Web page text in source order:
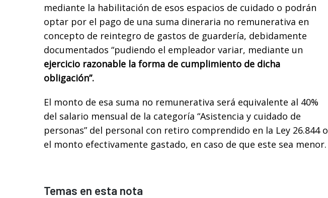
mediante la habilitación de esos espacios de cuidado o podrán
optar por el pago de una suma dineraria no remunerativa en
concepto de reintegro de gastos de guardería, debidamente
documentados “pudiendo el empleador variar, mediante un
ejercicio razonable la forma de cumplimiento de dicha
obligación”.
El monto de esa suma no remunerativa será equivalente al 40%
del salario mensual de la categoría “Asistencia y cuidado de
personas” del personal con retiro comprendido en la Ley 26.844 o
el monto efectivamente gastado, en caso de que este sea menor.
Temas en esta nota